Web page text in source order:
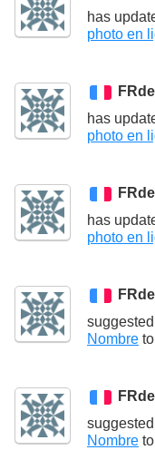
has
photo en
has
photo en
has
photo en
Nombre to
Nombre to